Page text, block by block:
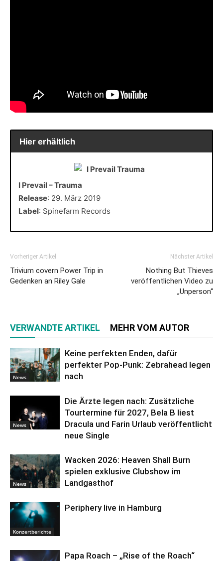
Hier erhältlich
I Prevail – Trauma
Release: 29. März 2019
Label: Spinefarm Records
Vorheriger Artikel
Trivium covern Power Trip in
Gedenken an Riley Gale
Nächster Artikel
Nothing But Thieves
veröffentlichen Video zu
„Unperson“
VERWANDTE ARTIKEL MEHR VOM AUTOR
News
Keine perfekten Enden, dafür
perfekter Pop-Punk: Zebrahead legen
nach
News
Die Ärzte legen nach: Zusätzliche
Tourtermine für 2027, Bela B liest
Dracula und Farin Urlaub veröffentlicht
neue Single
News
Wacken 2026: Heaven Shall Burn
spielen exklusive Clubshow im
Landgasthof
Konzertberichte
Periphery live in Hamburg
Papa Roach – „Rise of the Roach“